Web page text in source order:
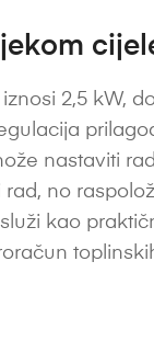
2,5 kW,
nastaviti
no
kao